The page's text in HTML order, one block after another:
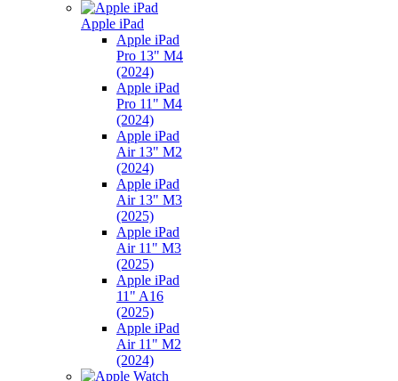
Apple iPad
Apple iPad
Pro 13" M4
(2024)
Apple iPad
Pro 11" M4
(2024)
Apple iPad
Air 13" M2
(2024)
Apple iPad
Air 13" M3
(2025)
Apple iPad
Air 11" M3
(2025)
Apple iPad
11" A16
(2025)
Apple iPad
Air 11" M2
(2024)